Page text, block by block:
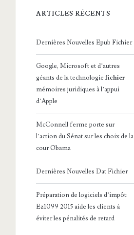
ARTICLES RÉCENTS
Dernières Nouvelles Epub Fichier
Google, Microsoft et d’autres
géants de la technologiefichier
mémoires juridiques à l’appui
d’Apple
McConnell ferme porte sur
l’action du Sénat sur les choix de la
cour Obama
Dernières Nouvelles Dat Fichier
Préparation de logiciels d’impôt:
Ez1099 2015 aide les clients à
éviter les pénalités de retard